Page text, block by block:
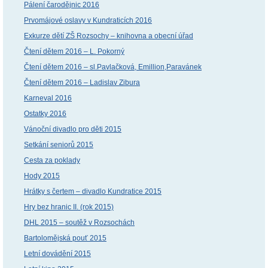
Pálení čarodějnic 2016
Prvomájové oslavy v Kundraticích 2016
Exkurze dětí ZŠ Rozsochy – knihovna a obecní úřad
Čtení dětem 2016 – L. Pokorný
Čtení dětem 2016 – sl.Pavlačková, Emillion,Paravánek
Čtení dětem 2016 – Ladislav Zibura
Karneval 2016
Ostatky 2016
Vánoční divadlo pro děti 2015
Setkání seniorů 2015
Cesta za poklady
Hody 2015
Hrátky s čertem – divadlo Kundratice 2015
Hry bez hranic II. (rok 2015)
DHL 2015 – soutěž v Rozsochách
Bartolomějská pouť 2015
Letní dovádění 2015